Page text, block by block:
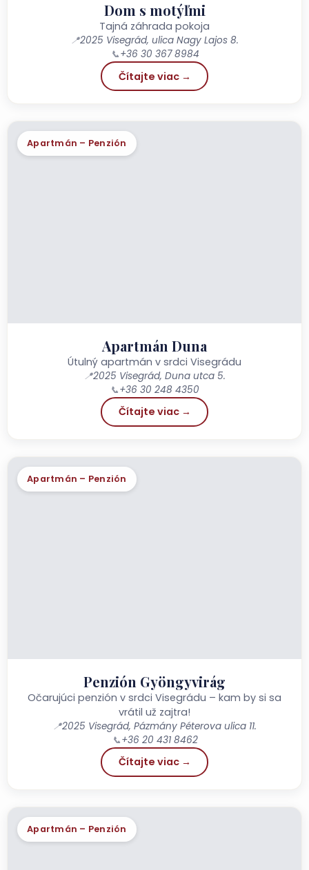
Dom s motýľmi
Tajná záhrada pokoja
📍2025 Visegrád, ulica Nagy Lajos 8.
📞+36 30 367 8984
Čítajte viac →
Apartmán – Penzión
Apartmán Duna
Útulný apartmán v srdci Visegrádu
📍2025 Visegrád, Duna utca 5.
📞+36 30 248 4350
Čítajte viac →
Apartmán – Penzión
Penzión Gyöngyvirág
Očarujúci penzión v srdci Visegrádu – kam by si sa
vrátil už zajtra!
📍2025 Visegrád, Pázmány Péterova ulica 11.
📞+36 20 431 8462
Čítajte viac →
Apartmán – Penzión